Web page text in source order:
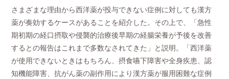
さまざまな理由から西洋薬が投与できない症例に対しても漢方
薬が奏効するケースがあることを紹介した。その上で、「急性
期初期の経口摂取や侵襲的治療後早期の経腸栄養が予後を改善
するとの報告はこれまで多数なされてきた」と説明。「西洋薬
が使用できないときはもちろん、摂食嚥下障害や全身疾患、認
知機能障害、抗がん薬の副作用により漢方薬が服用困難な症例